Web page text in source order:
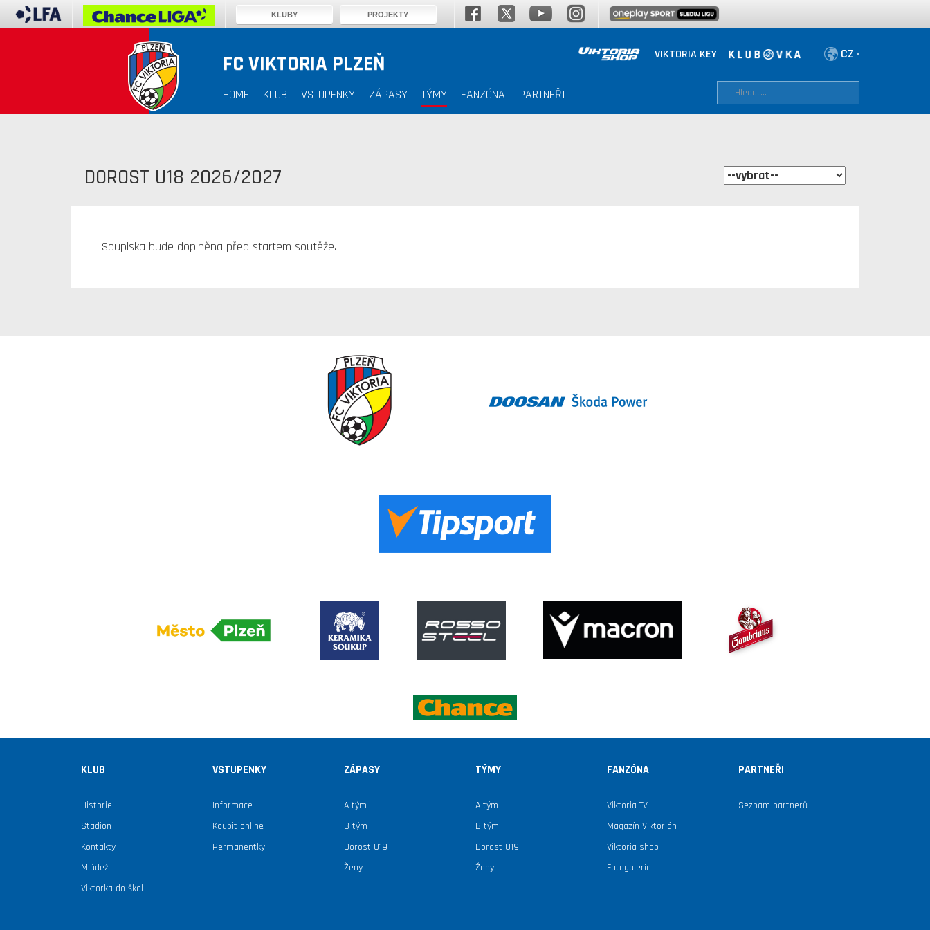
VIKTORIA KEY
FC VIKTORIA PLZEŇ
HOME KLUB VSTUPENKY ZÁPASY TÝMY FANZÓNA PARTNEŘI
DOROST U18 2026/2027
Soupiska bude doplněna před startem soutěže.
KLUB
Historie
Stadion
Kontakty
Mládež
Viktorka do škol
VSTUPENKY
Informace
Koupit online
Permanentky
ZÁPASY
A tým
B tým
Dorost U19
Ženy
TÝMY
A tým
B tým
Dorost U19
Ženy
FANZÓNA
Viktoria TV
Magazín Viktorián
Viktoria shop
Fotogalerie
PARTNEŘI
Seznam partnerů
KLUBY PROJEKTY